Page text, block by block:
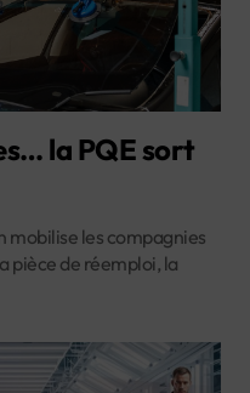
la PQE sort
mobilise les compagnies
pièce de réemploi, la